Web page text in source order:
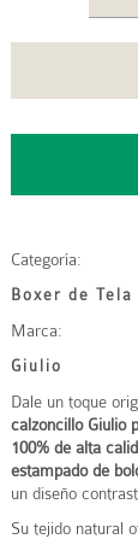
Categoría:
Boxer de Tela
Marca:
Giulio
Dale un toque
calzoncillo Giulio
100% de alta
estampado de
un diseño
Su tejido natural